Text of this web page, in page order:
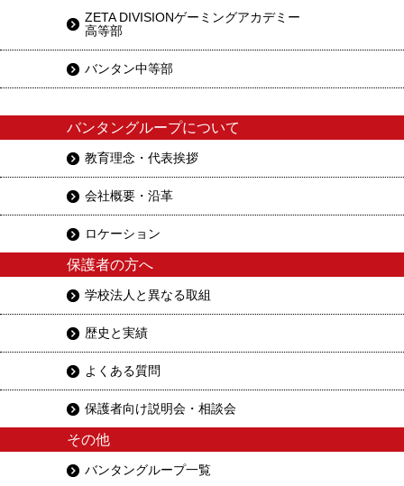
ZETA DIVISIONゲーミングアカデミー
高等部
バンタン中等部
バンタングループについて
教育理念・代表挨拶
会社概要・沿革
ロケーション
保護者の方へ
学校法人と異なる取組
歴史と実績
よくある質問
保護者向け説明会・相談会
その他
バンタングループ一覧